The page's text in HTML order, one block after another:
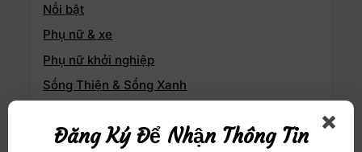
Nổi bật
Phụ nữ & xe
Phụ nữ khởi nghiệp
Sống Thiện & Sống Xanh
Thịnh hành
Đăng Ký Để Nhận Thông Tin